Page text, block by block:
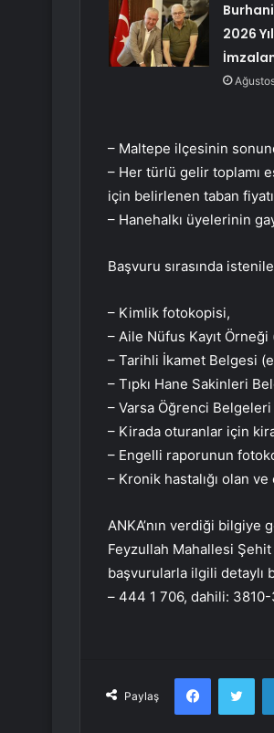
2026
– Maltepe ilçesinin
– Her türlü gelir toplamı
için belirlenen taban
– Hanehalkı üyelerinin
Başvuru sırasında
– Kimlik fotokopisi,
– Aile Nüfus Kayıt
– Tarihli İkamet Belgesi
– Tıpkı Hane Sakinleri
– Varsa Öğrenci
– Kirada oturanlar için
– Engelli raporunun
– Kronik hastalığı olan
ANKA’nın verdiği bilgiye
Feyzullah Mahallesi
başvurularla ilgili detaylı
– 444 1 706, dahili: 3810-
Paylaş
Facebook